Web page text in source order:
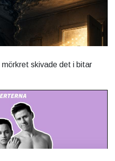
skivade det i bitar